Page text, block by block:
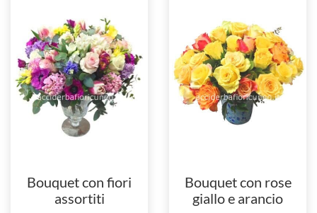
Bouquet con fiori
assortiti
Bouquet con rose
giallo e arancio